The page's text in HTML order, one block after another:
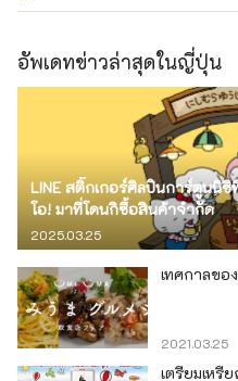
อัพเดทข่าวล่าสุดในญี่ปุ่น
LINE สติ๊กเกอร์ศิลปินการ์ตูนนิ
โอ! มาที่โดนกิซื้อสินค้าจำกัด
2025.03.25
เทศกาลขอ
2021.03.25
เตรียมเหรี